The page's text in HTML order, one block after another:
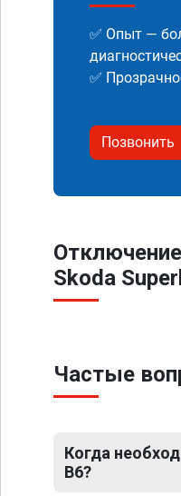
✅ Опыт —
✅
Позвонить
Skoda
Частые
Когда
B6?